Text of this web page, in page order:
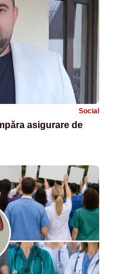
Social
asigurare de